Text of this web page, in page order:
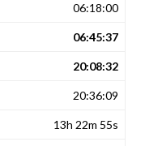
06:18:00
06:45:37
20:08:32
20:36:09
13h 22m 55s